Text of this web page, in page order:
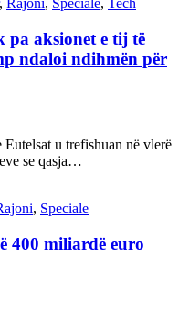
, Rajoni, Speciale, Tech
aksionet e tij të
ndaloi ndihmën për
u trefishuan në vlerë
se qasja…
, Speciale
400 miliardë euro